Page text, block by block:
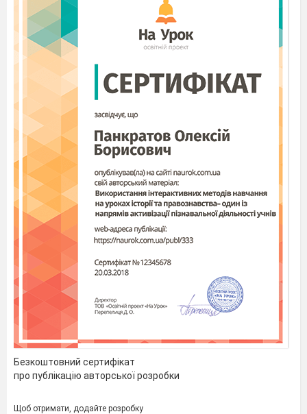
Безкоштовний сертифікат
про публікацію авторської розробки
Щоб отримати, додайте розробку